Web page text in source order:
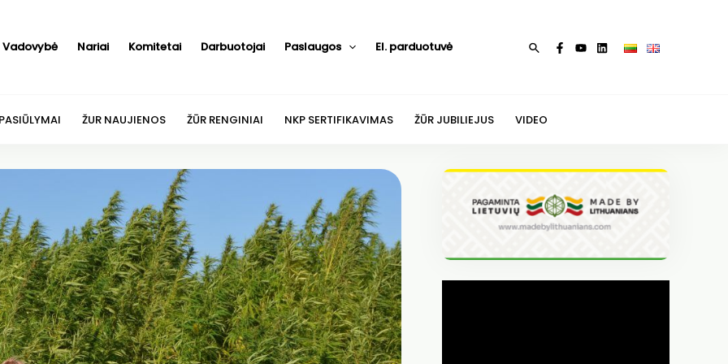
Vadovybė Nariai Komitetai Darbuotojai Paslaugos El. parduotuvė Paieška
ŽUR NAUJIENOS ŽŪR RENGINIAI NKP SERTIFIKAVIMAS ŽŪR JUBILIEJUS VIDEO